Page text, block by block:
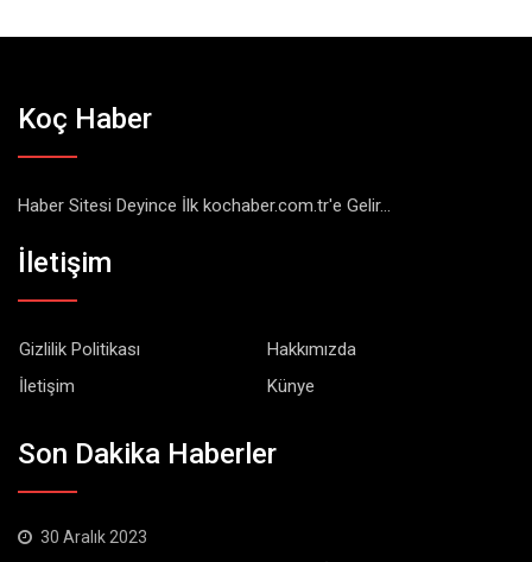
Koç Haber
Haber Sitesi Deyince İlk kochaber.com.tr'e Gelir...
İletişim
Gizlilik Politikası
Hakkımızda
İletişim
Künye
Son Dakika Haberler
30 Aralık 2023